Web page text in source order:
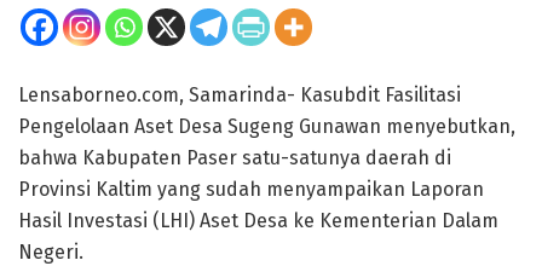
Lensaborneo.com, Samarinda- Kasubdit Fasilitasi
Pengelolaan Aset Desa Sugeng Gunawan menyebutkan,
bahwa Kabupaten Paser satu-satunya daerah di
Provinsi Kaltim yang sudah menyampaikan Laporan
Hasil Investasi (LHI) Aset Desa ke Kementerian Dalam
Negeri.